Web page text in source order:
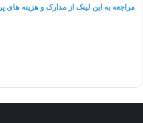
مراجعه به این لینک از مدارک و هزینه های